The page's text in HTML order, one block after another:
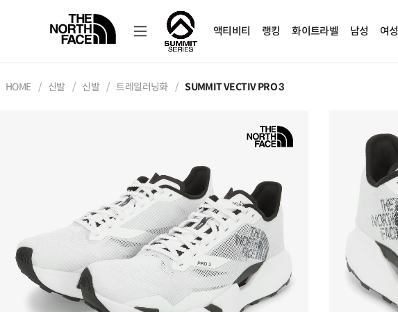
액티비티 랭킹 화이트라벨 남성 여성
HOME 신발 신발 트레일러닝화 SUMMIT VECTIV PRO 3